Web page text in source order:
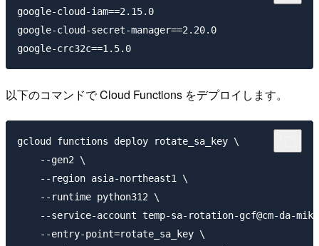
google-cloud-iam==2.15.0
google-cloud-secret-manager==2.20.0
以下のコマンドで Cloud Functions をデプロイします。
gcloud functions deploy rotate_sa_key \
    --gen2 \
    --region asia-northeast1 \
    --runtime python312 \
--service-account temp-sa-rotation-gcf@cm-da-
    --entry-point=rotate_sa_key \